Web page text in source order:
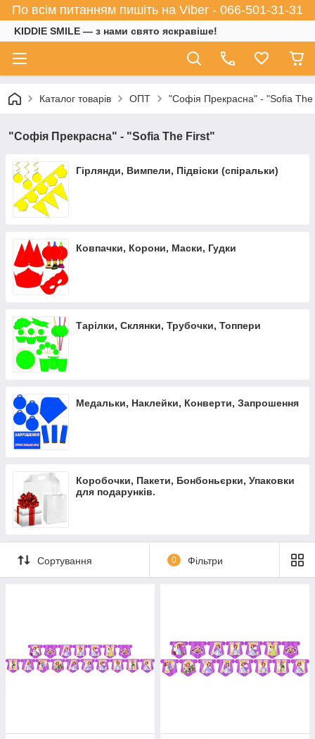
По всім питанням пишіть на Viber - 066-501-31-31
KIDDIE SMILE — з нами свято яскравіше!
Каталог товарів ОПТ "Софія Прекрасна" - "Sofia
"Софія Прекрасна" - "Sofia The First"
Гірлянди, Вимпели, Підвіски (спіральки)
Ковпачки, Корони, Маски, Гудки
Тарілки, Склянки, Трубочки, Топпери
Медальки, Наклейки, Конверти, Запрошення
Коробочки, Пакети, Бонбоньєрки, Упаковки
для подарунків.
Сортування 0 Фільтри